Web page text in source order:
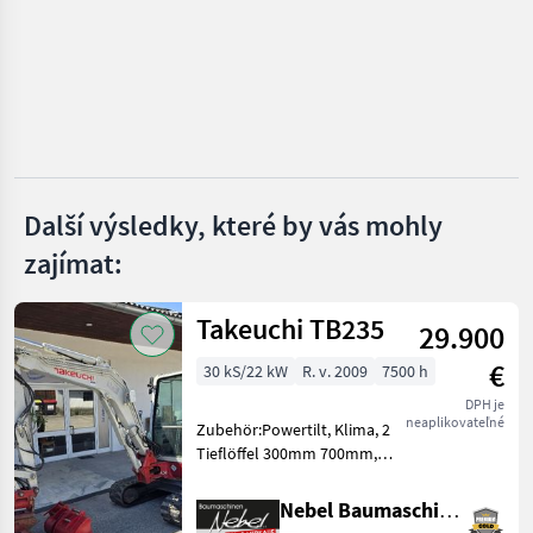
Gehl
Zobrazit
všech
27
MARKETPLACE
Marketplace
Nabídky
prodejců
Inzeráty
Další výsledky, které by vás mohly
zajímat:
Takeuchi TB235
29.900
€
DPH je
neaplikovateľné
30 kS/22 kW R. v. 2009 7500 h
Zubehör:Powertilt, Klima, 2
Tieflöffel 300mm 700mm,
1200mm.Hydraulikpumpe
wurde bei
Nebel Baumaschinen